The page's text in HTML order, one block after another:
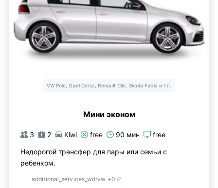
VW Polo, Opel Corsa, Renault Clio, Skoda Fabia и т.п.
Мини эконом
3 2 Kiwi free 90 мин free
Недорогой трансфер для пары или семьи с
ребенком.
additional_services_wdrvw +0 ₽